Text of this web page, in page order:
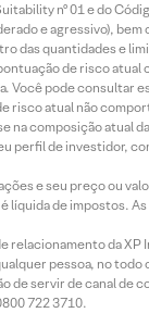
nº 01 e do
e agressivo),
das quantidades e
de risco
Você pode consultar
risco atual não
composição atual
perfil de investidor,
e seu preço ou
de impostos.
relacionamento da
pessoa, no
de servir de canal
722 3710.